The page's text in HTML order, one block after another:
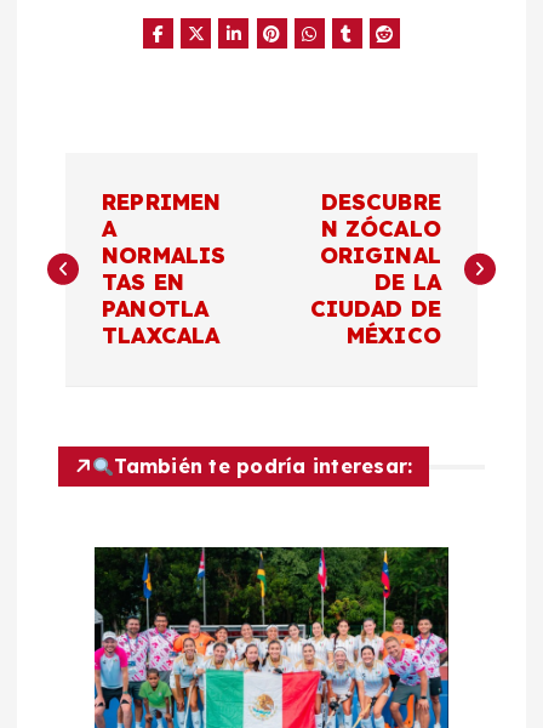
a
v
a
REPRIMEN
A
NORMALIS
TAS EN
PANOTLA
TLAXCALA
DESCUBRE
N ZÓCALO
ORIGINAL
DE LA
CIUDAD DE
MÉXICO
También te podría interesar: